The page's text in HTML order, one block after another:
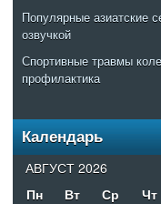
Популярные азиатские
озвучкой
Спортивные травмы
профилактика
Календарь
АВГУСТ 2026
Пн
Вт Ср Чт